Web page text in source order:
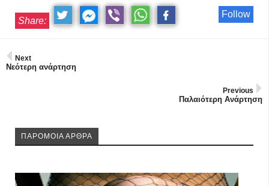
Follow
Share:
Next
Νεότερη ανάρτηση
Previous
Παλαιότερη Ανάρτηση
ΠΑΡΟΜΟΙΑ ΑΡΘΡΑ